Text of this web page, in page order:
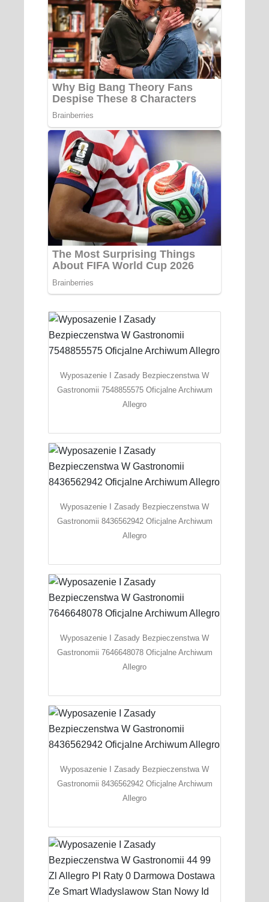
Wyposazenie I Zasady Bezpieczenstwa W
Gastronomii 7548855575 Oficjalne Archiwum
Allegro
Wyposazenie I Zasady Bezpieczenstwa W
Gastronomii 8436562942 Oficjalne Archiwum
Allegro
Wyposazenie I Zasady Bezpieczenstwa W
Gastronomii 7646648078 Oficjalne Archiwum
Allegro
Wyposazenie I Zasady Bezpieczenstwa W
Gastronomii 8436562942 Oficjalne Archiwum
Allegro